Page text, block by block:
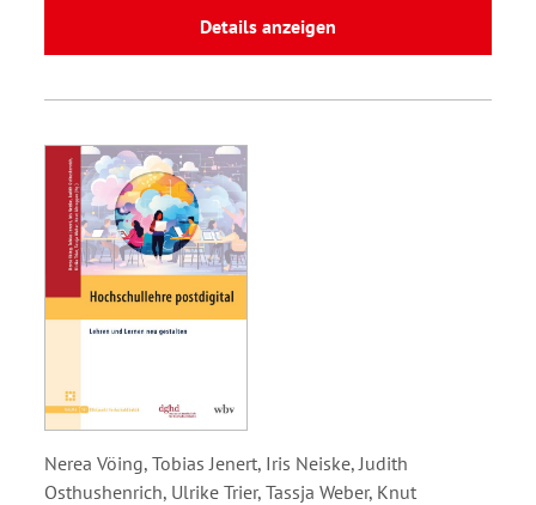
Details anzeigen
Nerea Vöing, Tobias Jenert, Iris Neiske, Judith
Osthushenrich, Ulrike Trier, Tassja Weber, Knut